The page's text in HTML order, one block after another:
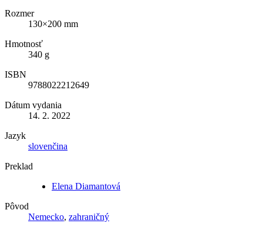
Rozmer
130×200 mm
Hmotnosť
340 g
ISBN
9788022212649
Dátum vydania
14. 2. 2022
Jazyk
slovenčina
Preklad
Elena Diamantová
Pôvod
Nemecko, zahraničný